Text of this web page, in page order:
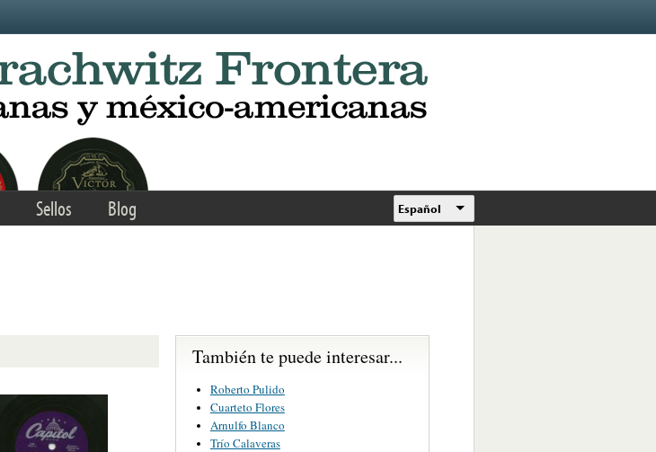
Sellos Blog Español
También te puede interesar...
Roberto Pulido
Cuarteto Flores
Arnulfo Blanco
Trío Calaveras